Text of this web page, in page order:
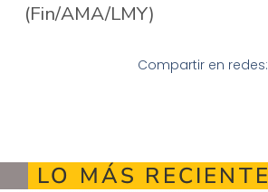
(Fin/AMA/LMY)
Compartir en redes:
LO MÁS RECIENTE